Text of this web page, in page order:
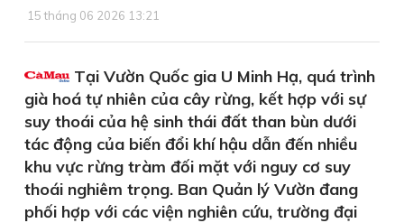
15 tháng 06 2026 13:21
Tại Vườn Quốc gia U Minh Hạ, quá trình
già hoá tự nhiên của cây rừng, kết hợp với sự
suy thoái của hệ sinh thái đất than bùn dưới
tác động của biến đổi khí hậu dẫn đến nhiều
khu vực rừng tràm đối mặt với nguy cơ suy
thoái nghiêm trọng. Ban Quản lý Vườn đang
phối hợp với các viện nghiên cứu, trường đại